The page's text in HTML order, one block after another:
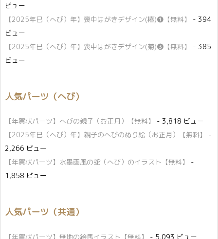
ビュー
【2025年巳（へび）年】喪中はがきデザイン(椿)❶【無料】
- 394
ビュー
【2025年巳（へび）年】喪中はがきデザイン(菊)❸【無料】
- 385
ビュー
人気パーツ（へび）
【年賀状パーツ】へびの親子（お正月）【無料】
- 3,818 ビュー
【2025年巳（へび）年】親子のへびのぬり絵（お正月）【無料】
-
2,266 ビュー
【年賀状パーツ】水墨画風の蛇（へび）のイラスト【無料】
-
1,858 ビュー
人気パーツ（共通）
【年賀状パーツ】無地の絵馬イラスト【無料】 - 5,093 ビュー